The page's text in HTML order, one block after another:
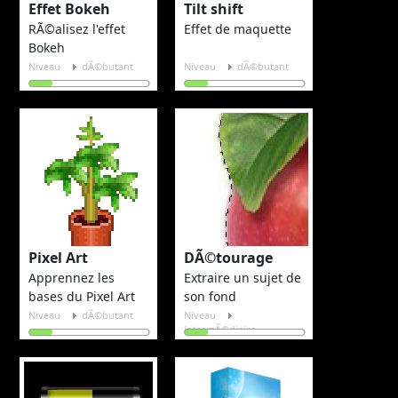
Niveau dÃ©butant
Effet Bokeh
RÃ©alisez l'effet
Bokeh
Niveau dÃ©butant
Tilt shift
Effet de maquette
Niveau dÃ©butant
Pixel Art
Apprennez les
bases du Pixel Art
Niveau
intermÃ©diaire
DÃ©tourage
Extraire un sujet de
son fond